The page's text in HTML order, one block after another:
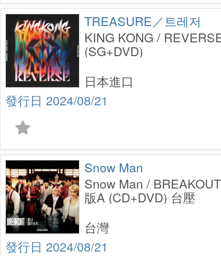
TREASURE／트레저
KING KONG /
(SG+DVD)
2024/08/21
日本進口
Snow Man
Snow Man /
版A (CD+DVD) 台壓
2024/08/21
台灣